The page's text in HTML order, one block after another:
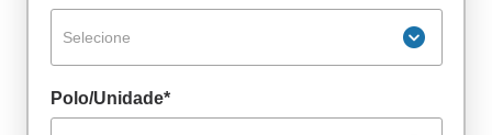
Selecione
Polo/Unidade*